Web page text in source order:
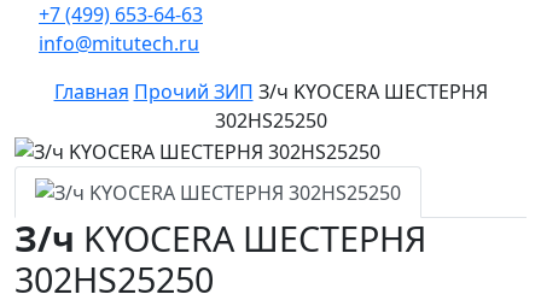
+7 (499) 653-64-63
info@mitutech.ru
Главная Прочий ЗИП З/ч KYOCERA ШЕСТЕРНЯ
302HS25250
З/ч KYOCERA ШЕСТЕРНЯ
302HS25250